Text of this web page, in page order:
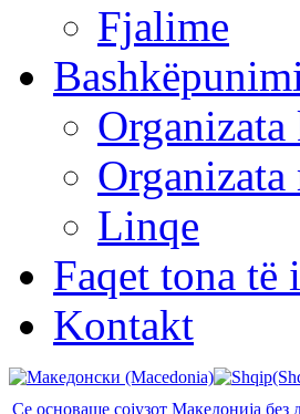
Fjalime
Linqe
Faqet tona të
Kontakt
Се основаше сојузот Македонија без